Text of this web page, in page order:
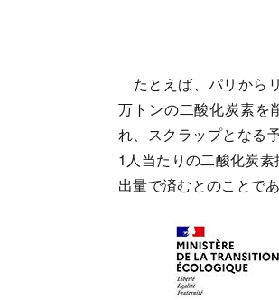
たとえば、パリから
万トンの二酸化炭素を
れ、スクラップとなる
1人当たりの二酸化炭
出量で済むとのことであ